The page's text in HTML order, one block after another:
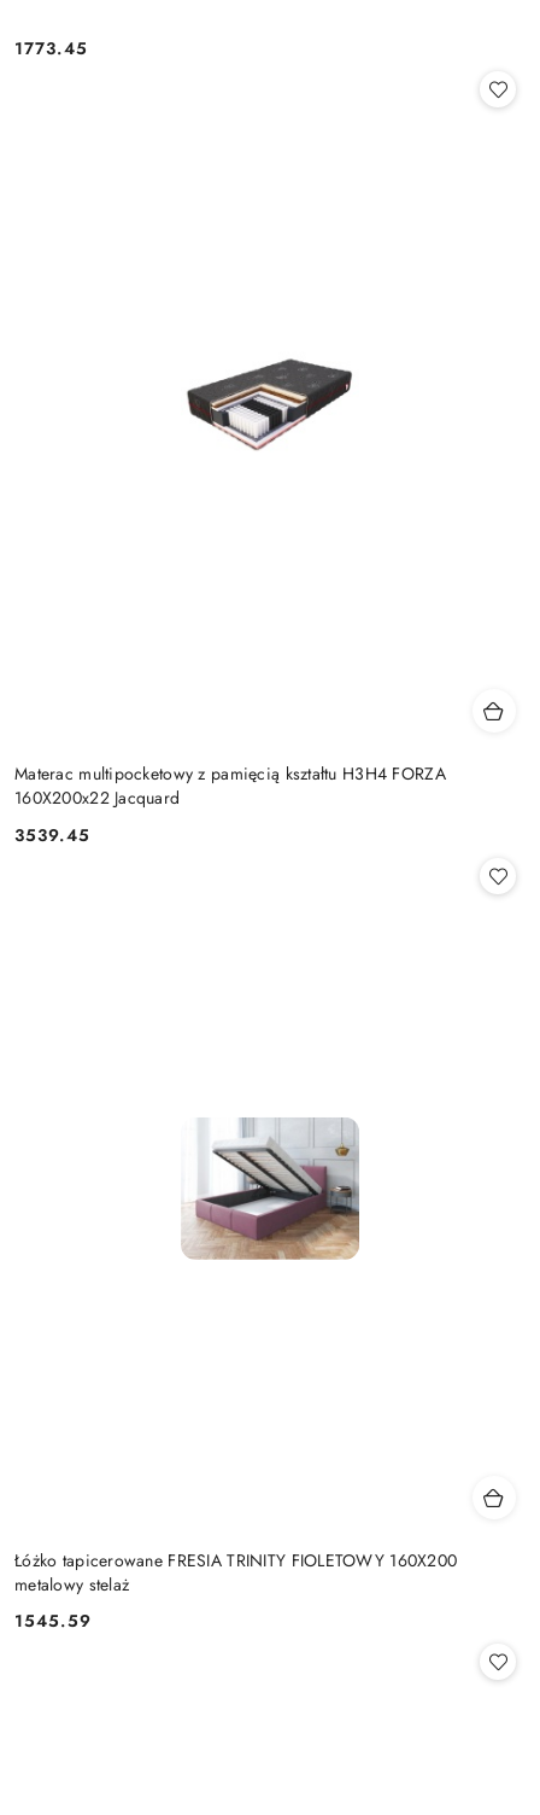
Cena:
1773.45
Materac multipocketowy z pamięcią kształtu H3H4 FORZA
160X200x22 Jacquard
Cena:
3539.45
Łóżko tapicerowane FRESIA TRINITY FIOLETOWY 160X200
metalowy stelaż
Cena:
1545.59